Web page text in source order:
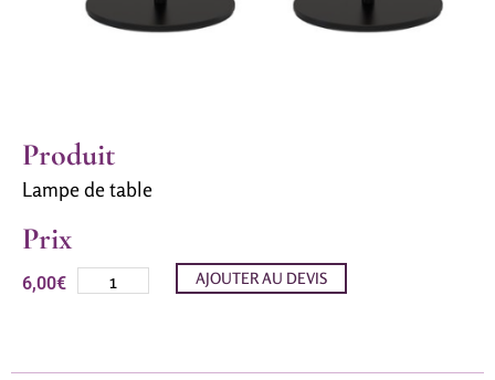
Produit
Lampe de table
Prix
6,00€ AJOUTER AU DEVIS